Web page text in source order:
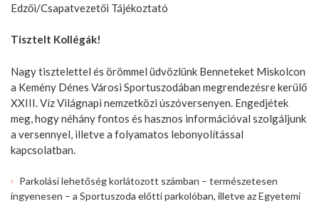
Edzői/Csapatvezetői Tájékoztató
Tisztelt Kollégák!
Nagy tisztelettel és örömmel üdvözlünk Benneteket Miskolcon
a Kemény Dénes Városi Sportuszodában megrendezésre kerülő
XXIII. Víz Világnapi nemzetközi úszóversenyen. Engedjétek
meg, hogy néhány fontos és hasznos információval szolgáljunk
a versennyel, illetve a folyamatos lebonyolítással
kapcsolatban.
Parkolási lehetőség korlátozott számban – természetesen
ingyenesen – a Sportuszoda előtti parkolóban, illetve az Egyetemi